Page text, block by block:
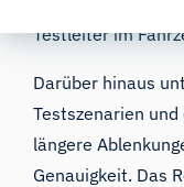
Testleiter im
Darüber hinaus
Testszenarien
längere
Genauigkeit. Das